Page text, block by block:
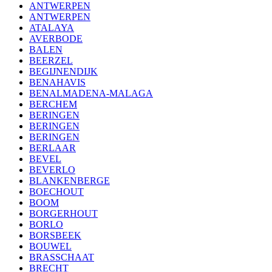
ANTWERPEN
ANTWERPEN
ATALAYA
AVERBODE
BALEN
BEERZEL
BEGIJNENDIJK
BENAHAVIS
BENALMADENA-MALAGA
BERCHEM
BERINGEN
BERINGEN
BERINGEN
BERLAAR
BEVEL
BEVERLO
BLANKENBERGE
BOECHOUT
BOOM
BORGERHOUT
BORLO
BORSBEEK
BOUWEL
BRASSCHAAT
BRECHT